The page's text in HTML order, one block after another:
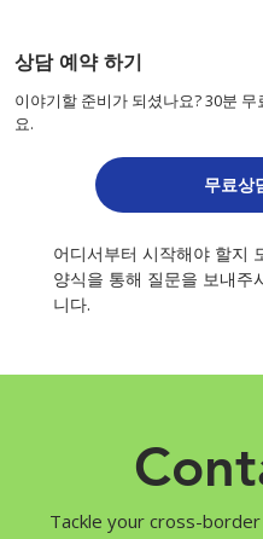
상담 예약 하기
이야기할 준비가 되셨나요? 30분
요.
무료상
어디서부터 시작해야 할지
양식을 통해 질문을 보내주
니다.
Tackle your cross-